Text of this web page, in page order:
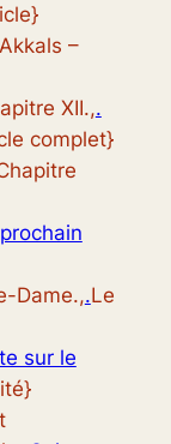
–
XII.,.
complet}
Dame.,.Le
sur le